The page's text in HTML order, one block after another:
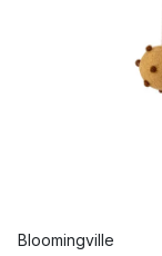
Bloomingville